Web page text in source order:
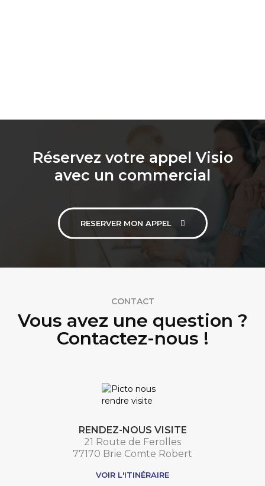
Réservez votre appel Visio
avec un commercial
RESERVER MON APPEL
CONTACT
Vous avez une question ?
Contactez-nous !
RENDEZ-NOUS VISITE
21 Route de Ferolles
77170 Brie Comte Robert
VOIR L'ITINÉRAIRE